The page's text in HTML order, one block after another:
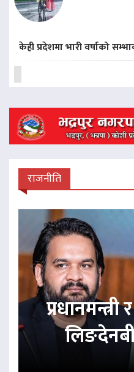
केही प्रदेशमा भारी वर्षाको
राजनीति
प्रधानमन्त्री